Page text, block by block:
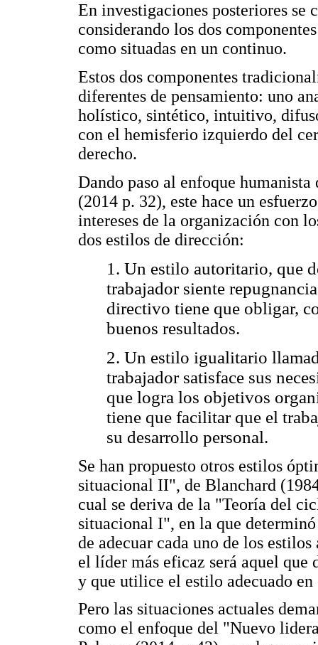
En investigaciones posteriores se
considerando los dos
como situadas en un continuo.
Estos dos componentes
diferentes de pensamiento: uno
holístico, sintético, intuitivo,
con el hemisferio izquierdo del
derecho.
Dando paso al enfoque
(2014 p. 32), este hace un
intereses de la organización con
dos estilos de dirección:
1. Un estilo autoritario, que
trabajador siente
directivo tiene que obligar,
buenos resultados.
2. Un estilo igualitario
trabajador satisface sus
que logra los objetivos
tiene que facilitar que el
su desarrollo personal.
Se han propuesto otros estilos
situacional II", de Blanchard
cual se deriva de la "Teoría del
situacional I", en la que
de adecuar cada uno de los
el líder más eficaz será aquel
y que utilice el estilo adecuado
Pero las situaciones actuales
como el enfoque del "Nuevo